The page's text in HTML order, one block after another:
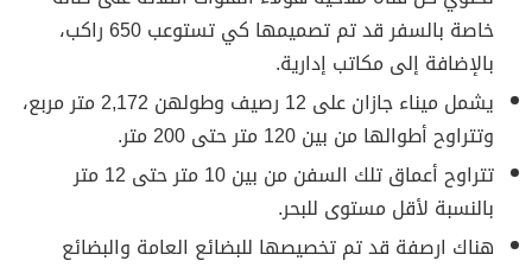
خاصة بالسفر قد تم تصميمها كي تستوعب 650 راكب،
بالإضافة إلى مكاتب إدارية.
يشمل ميناء جازان على 12 رصيف وطولهن 2,172 متر مربع،
وتتراوح أطوالها من بين 120 متر حتى 200 متر.
تتراوح أعماق تلك السفن من بين 10 متر حتى 12 متر
بالنسبة لأقل مستوى للبحر.
هناك ارصفة قد تم تخصيصها للبضائع العامة والبضائع